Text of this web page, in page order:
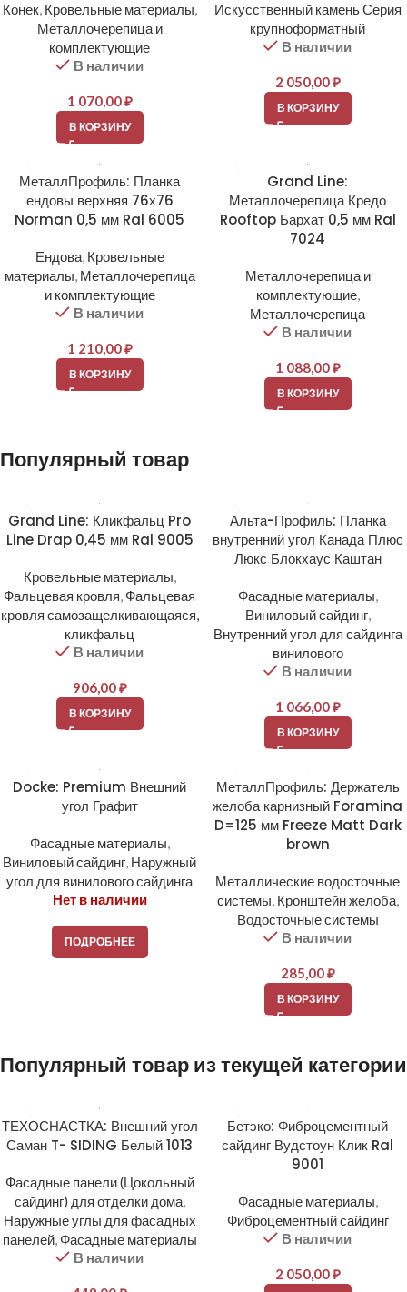
Конек, Кровельные материалы,
Металлочерепица и
комплектующие
В наличии
1 070,00₽
В КОРЗИНУ
Искусственный камень Серия
крупноформатный
В наличии
2 050,00₽
В КОРЗИНУ
МеталлПрофиль: Планка
ендовы верхняя 76х76
Norman 0,5 мм Ral 6005
Ендова, Кровельные
материалы, Металлочерепица
и комплектующие
В наличии
1 210,00₽
В КОРЗИНУ
Grand Line:
Металлочерепица Кредо
Rooftop Бархат 0,5 мм Ral
7024
Металлочерепица и
комплектующие,
Металлочерепица
В наличии
1 088,00₽
В КОРЗИНУ
Популярный товар
Grand Line: Кликфальц Pro
Line Drap 0,45 мм Ral 9005
Кровельные материалы,
Фальцевая кровля, Фальцевая
кровля самозащелкивающаяся,
кликфальц
В наличии
906,00₽
В КОРЗИНУ
Альта-Профиль: Планка
внутренний угол Канада Плюс
Люкс Блокхаус Каштан
Фасадные материалы,
Виниловый сайдинг,
Внутренний угол для сайдинга
винилового
В наличии
1 066,00₽
В КОРЗИНУ
Docke: Premium Внешний
угол Графит
Фасадные материалы,
Виниловый сайдинг, Наружный
угол для винилового сайдинга
Нет в наличии
ПОДРОБНЕЕ
МеталлПрофиль: Держатель
желоба карнизный Foramina
D=125 мм Freeze Matt Dark
brown
Металлические водосточные
системы, Кронштейн желоба,
Водосточные системы
В наличии
285,00₽
В КОРЗИНУ
Популярный товар из текущей категории
ТЕХОСНАСТКА: Внешний угол
Саман T- SIDING Белый 1013
Фасадные панели (Цокольный
сайдинг) для отделки дома,
Наружные углы для фасадных
панелей, Фасадные материалы
В наличии
Бетэко: Фиброцементный
сайдинг Вудстоун Клик Ral
9001
Фасадные материалы,
Фиброцементный сайдинг
В наличии
2 050,00₽